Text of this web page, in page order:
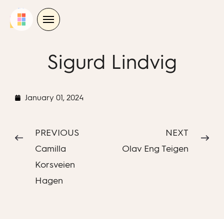
Sigurd Lindvig
January 01, 2024
PREVIOUS
Camilla
Korsveien
Hagen
NEXT
Olav Eng Teigen